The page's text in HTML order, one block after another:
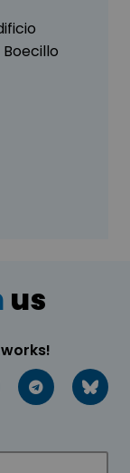
Boecillo
us